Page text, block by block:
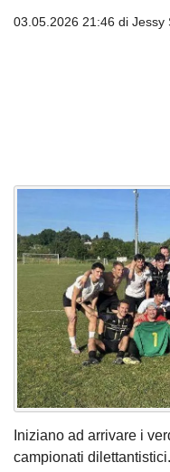
03.05.2026 21:46 di Jessy
Iniziano ad arrivare i
campionati